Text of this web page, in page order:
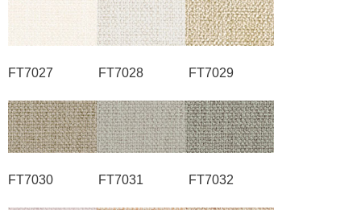
FT7027 FT7028 FT7029
FT7030 FT7031 FT7032